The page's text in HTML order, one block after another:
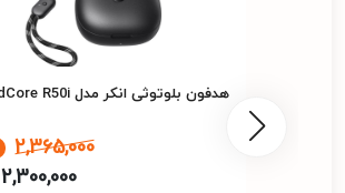
هدفون بلوتوثی انکر مدل SoundCore R50i
2,365,000
2,300,000